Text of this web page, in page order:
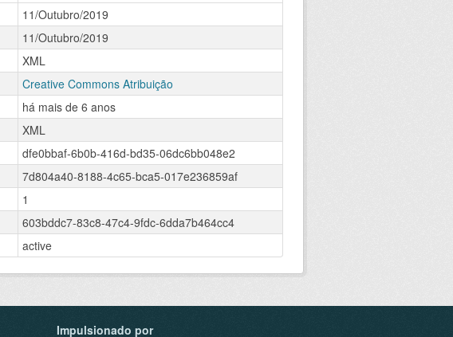
11/Outubro/2019
11/Outubro/2019
XML
Creative Commons Atribuição
há mais de 6 anos
XML
dfe0bbaf-6b0b-416d-bd35-06dc6bb048e2
7d804a40-8188-4c65-bca5-017e236859af
1
603bddc7-83c8-47c4-9fdc-6dda7b464cc4
active
Impulsionado por